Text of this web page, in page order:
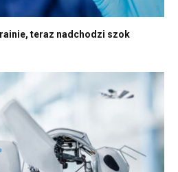
teraz nadchodzi szok